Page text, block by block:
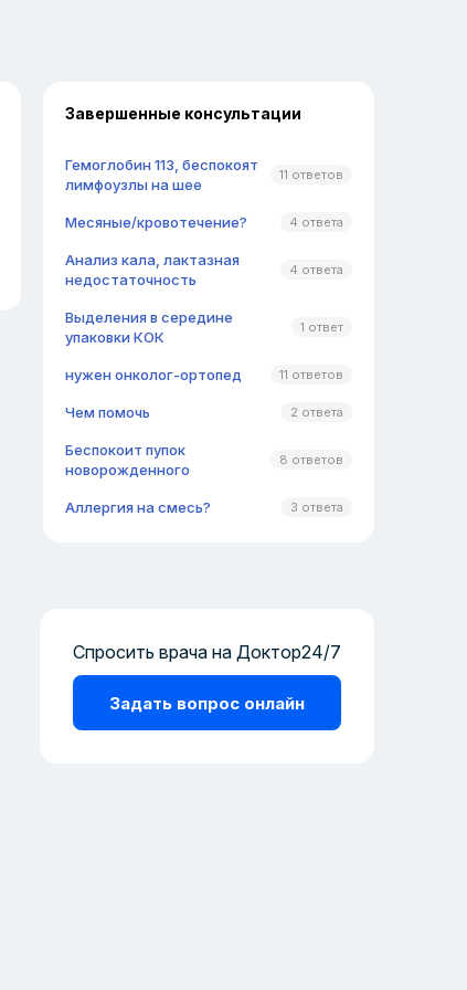
Завершенные консультации
Гемоглобин 113, беспокоят
лимфоузлы на шее
11 ответов
Месяные/кровотечение? 4 ответа
Анализ кала, лактазная
недостаточность
4 ответа
Выделения в середине
упаковки КОК
1 ответ
нужен онколог-ортопед 11 ответов
Чем помочь 2 ответа
Беспокоит пупок
новорожденного
8 ответов
Аллергия на смесь? 3 ответа
Спросить врача на Доктор24/7
Задать вопрос онлайн